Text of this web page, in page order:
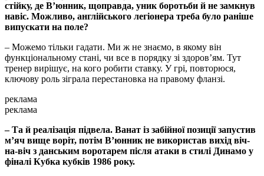
стійку, де В’юнник, щоправда, уник боротьби й не замкнув
навіс. Можливо, англійського легіонера треба було раніше
випускати на поле?
– Можемо тільки гадати. Ми ж не знаємо, в якому він
функціональному стані, чи все в порядку зі здоров’ям. Тут
тренер вирішує, на кого робити ставку. У грі, повторюся,
ключову роль зіграла перестановка на правому фланзі.
реклама
реклама
– Та й реалізація підвела. Ванат із забійної позиції запустив
м’яч вище воріт, потім В’юнник не використав вихід віч-
на-віч з данським воротарем після атаки в стилі Динамо у
фіналі Кубка кубків 1986 року.